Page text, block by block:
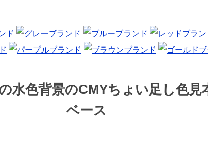
水色背景のCMYちょい足し色見
ベース